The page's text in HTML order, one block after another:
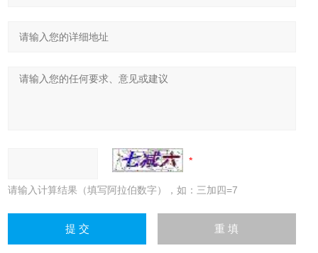
请输入计算结果（填写阿拉伯数字），如：三加四=7